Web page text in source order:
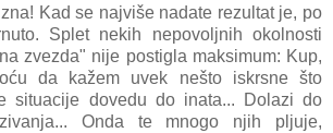
Kad se najviše nadate rezultat je, po
Splet nekih nepovoljnih okolnosti
zvezda" nije postigla maksimum: Kup,
da kažem uvek nešto iskrsne što
situacije dovedu do inata... Dolazi do
Onda te mnogo njih pljuje,